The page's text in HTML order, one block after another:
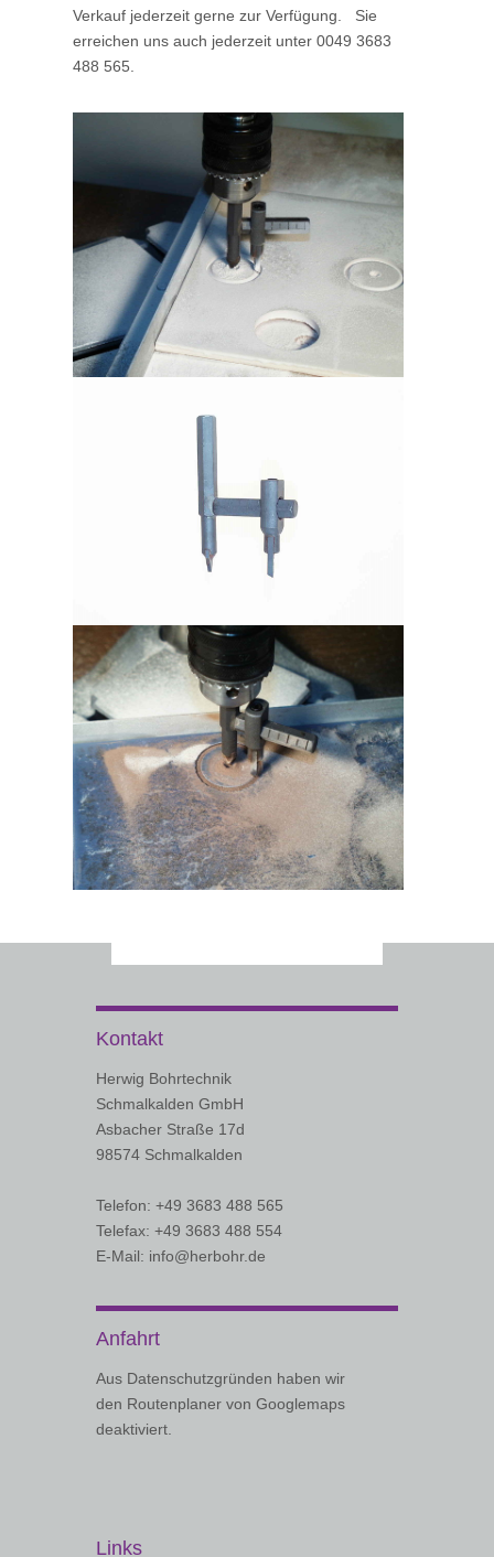
Verkauf jederzeit gerne zur Verfügung. Sie
erreichen uns auch jederzeit unter 0049 3683
488 565.
Kontakt
Herwig Bohrtechnik
Schmalkalden GmbH
Asbacher Straße 17d
98574 Schmalkalden
Telefon: +49 3683 488 565
Telefax: +49 3683 488 554
E-Mail: info@herbohr.de
Anfahrt
Aus Datenschutzgründen haben wir
den Routenplaner von Googlemaps
deaktiviert.
Links